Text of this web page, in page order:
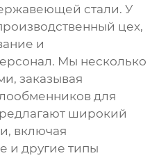
стали. У
цех,
и
Мы несколько
заказывая
для
широкий
включая
и другие типы